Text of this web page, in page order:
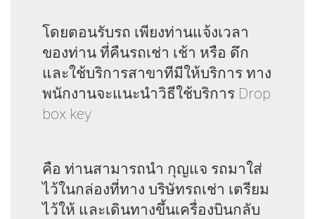
โดยตอนรับรถ เพียงท่านแจ้งเวลา
ของท่าน ที่คืนรถเช่า เช้า หรือ ดึก
และใช้บริการสาขาทีมีให้บริการ ทาง
พนักงานจะแนะนำวิธีใช้บริการ Drop
box key
คือ ท่านสามารถนำ กุญแจ รถมาใส่
ไว้ในกล่องที่ทาง บริษัทรถเช่า เตรียม
ไว้ให้ และเดินทางขึ้นเครื่องบินกลับ